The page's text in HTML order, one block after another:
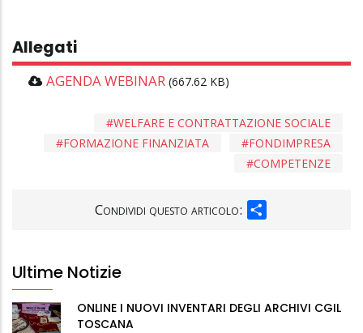
Allegati
AGENDA WEBINAR (667.62 KB)
WELFARE E CONTRATTAZIONE SOCIALE
FONDIMPRESA
FORMAZIONE FINANZIATA
COMPETENZE
Condividi questo articolo:
Ultime Notizie
ONLINE I NUOVI INVENTARI DEGLI ARCHIVI CGIL
TOSCANA